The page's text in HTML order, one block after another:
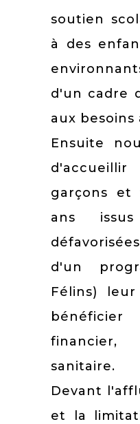
soutien
à des
d'un cadre
aux besoins
Ensuite
garçons et
ans
d'un
Félins)
sanitaire.
Devant
et la